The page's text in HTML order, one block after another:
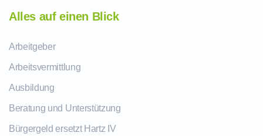
Alles auf einen Blick
Arbeitgeber
Arbeitsvermittlung
Ausbildung
Beratung und Unterstützung
Bürgergeld ersetzt Hartz IV